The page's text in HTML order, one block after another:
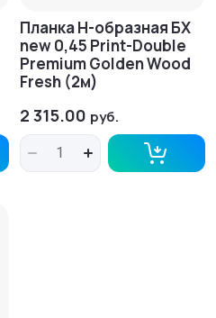
Планка H-образная БХ
new 0,45 Print-Double
Premium Golden Wood
Fresh (2м)
2 315.00 руб.